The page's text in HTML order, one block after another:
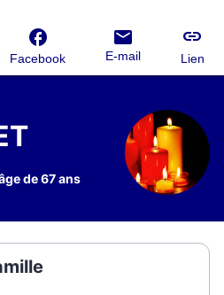
Facebook E-mail Lien
de 67 ans